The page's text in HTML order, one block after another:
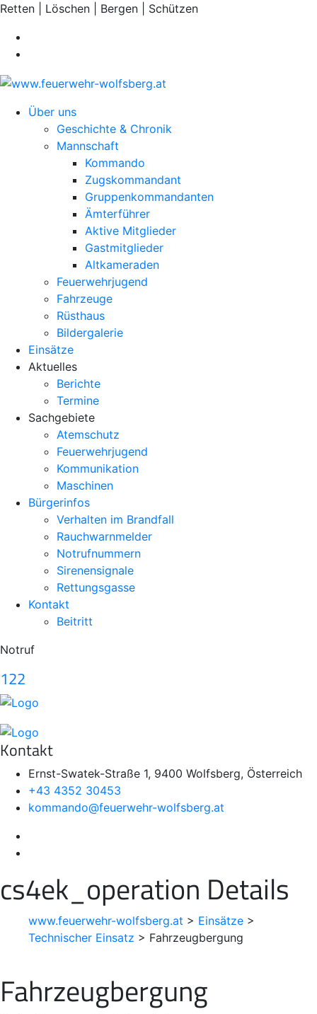
Retten | Löschen | Bergen | Schützen
Über uns
Geschichte & Chronik
Mannschaft
Kommando
Zugskommandant
Gruppenkommandanten
Ämterführer
Aktive Mitglieder
Gastmitglieder
Altkameraden
Feuerwehrjugend
Fahrzeuge
Rüsthaus
Bildergalerie
Einsätze
Aktuelles
Berichte
Termine
Sachgebiete
Atemschutz
Feuerwehrjugend
Kommunikation
Maschinen
Bürgerinfos
Verhalten im Brandfall
Rauchwarnmelder
Notrufnummern
Sirenensignale
Rettungsgasse
Kontakt
Beitritt
Notruf
122
Kontakt
Ernst-Swatek-Straße 1, 9400 Wolfsberg, Österreich
+43 4352 30453
kommando@feuerwehr-wolfsberg.at
cs4ek_operation Details
www.feuerwehr-wolfsberg.at > Einsätze >
Technischer Einsatz > Fahrzeugbergung
Fahrzeugbergung